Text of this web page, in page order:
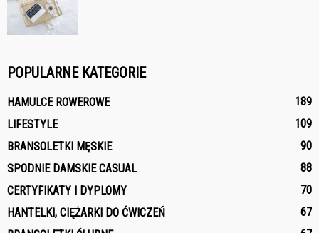
POPULARNE KATEGORIE
HAMULCE ROWEROWE
189
LIFESTYLE
109
BRANSOLETKI MĘSKIE
90
SPODNIE DAMSKIE CASUAL
88
CERTYFIKATY I DYPLOMY
70
HANTELKI, CIĘŻARKI DO ĆWICZEŃ
67